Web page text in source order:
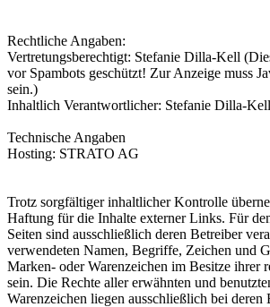
Rechtliche Angaben:
Vertretungsberechtigt: Stefanie Dilla-Kell (
vor Spambots geschützt! Zur Anzeige muss
sein.)
Inhaltlich Verantwortlicher: Stefanie Dilla-Kell
Technische Angaben
Hosting: STRATO AG
Trotz sorgfältiger inhaltlicher Kontrolle
Haftung für die Inhalte externer Links. Für
Seiten sind ausschließlich deren Betreiber
verwendeten Namen, Begriffe, Zeichen und
Marken- oder Warenzeichen im Besitze ihrer
sein. Die Rechte aller erwähnten und
Warenzeichen liegen ausschließlich bei deren